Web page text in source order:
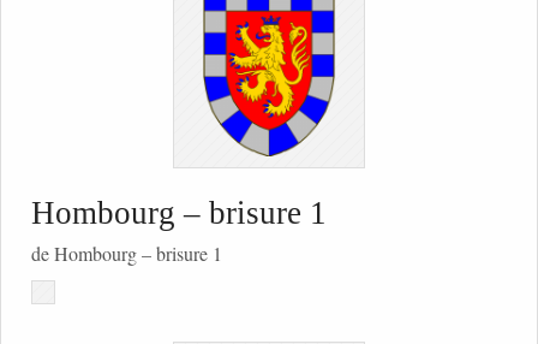
Hombourg – brisure 1
de Hombourg – brisure 1